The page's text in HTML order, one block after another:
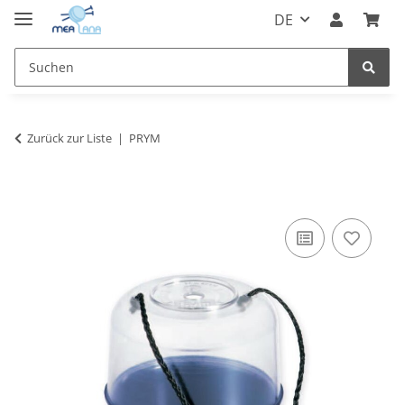
DE
Zurück zur Liste PRYM